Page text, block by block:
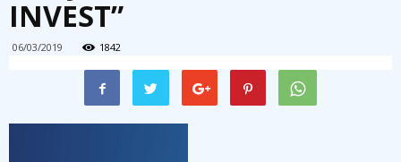
INVEST”
06/03/2019 1842